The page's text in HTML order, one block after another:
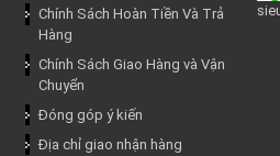
Chính Sách Hoàn Tiền Và Trả
Hàng
Chính Sách Giao Hàng và Vận
Chuyển
Đóng góp ý kiến
Địa chỉ giao nhận hàng